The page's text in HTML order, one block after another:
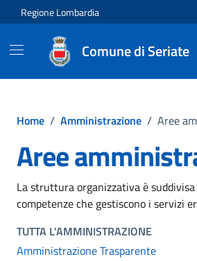
Vai ai contenuti
Vai al footer
Regione Lombardia
Comune di Seriate
Home / Amministrazione / Aree
Aree
La struttura organizzativa è
competenze che gestiscono i servizi
TUTTA L'AMMINISTRAZIONE
Amministrazione Trasparente